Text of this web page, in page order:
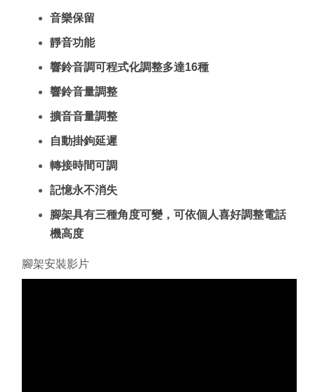
音樂保留
靜音功能
響鈴音調可程式化調整多達16種
響鈴音量調整
擴音音量調整
自動掛鉤延遲
轉接時間可調
記憶永不消失
腳架具有三種角度可變，可依個人喜好調整電話
機高度
腳架安裝影片